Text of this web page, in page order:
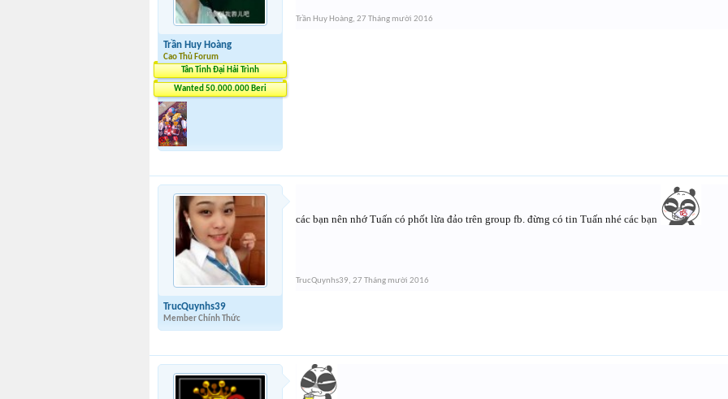
Trần Huy Hoàng
Cao Thủ Forum
Tân Tinh Đại Hải Trình
Wanted 50.000.000 Beri
Trần Huy Hoàng, 27 Tháng mười 2016
TrucQuynhs39
Member Chính Thức
các bạn nên nhớ Tuấn có phốt lừa đảo trên group fb. đừng có tin Tuấn nhé các bạn
TrucQuynhs39, 27 Tháng mười 2016